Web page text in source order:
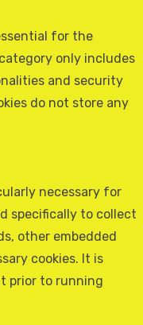
for the
only includes
and security
do not store any
necessary for
specifically to collect
other embedded
cookies. It is
prior to running